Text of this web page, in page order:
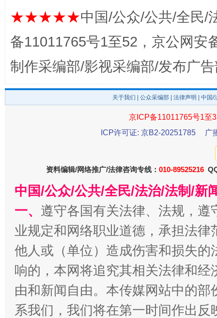
公平竞争审查“十大案例”出炉！ 一纸欠
东山县通报“牛蛙产品抗生素超标问题” 法
★★★★★中国/公众/公共/全民/
备11011765号1至52，京公网安
制作采编部/影视采编部/发布广
关于我们 公众采编部 法律声明 | 中国
京ICP备11011765号1至
ICP许可证: 京B2-20251785
广
资料编辑/网络推广/法律咨询专线： 010-89525216
中国/公众/公共/全民/法治/法制/新
一、 遵守各国有关法律、法规，
业规定和网络职业道德，承担法
他人或（单位）造成伤害和损失
响的，本网将追究其相关法律和
由和新闻自由。本传媒网站中的
系我们，我们将在第一时间作出